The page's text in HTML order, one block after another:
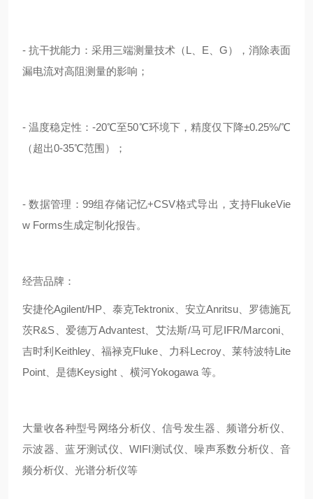
- 抗干扰能力：采用三端测量技术（L、E、G），消除表面
漏电流对高阻测量的影响；
- 温度稳定性：-20℃至50℃环境下，精度仅下降±0.25%/℃
（超出0-35℃范围）；
- 数据管理：99组存储记忆+CSV格式导出，支持FlukeVie
w Forms生成定制化报告。
经营品牌：
安捷伦Agilent/HP、泰克Tektronix、安立Anritsu、罗德施瓦
茨R&S、爱德万Advantest、艾法斯/马可尼IFR/Marconi、
吉时利Keithley、福禄克Fluke、力科Lecroy、莱特波特Lite
Point、是德Keysight 、横河Yokogawa 等。
大量收各种型号网络分析仪、信号发生器、频谱分析仪、
示波器、蓝牙测试仪、WIFI测试仪、噪声系数分析仪、音
频分析仪、光谱分析仪等